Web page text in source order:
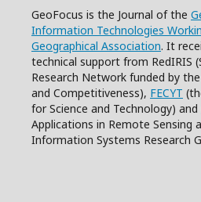
GeoFocus is the Journal of the
Information Technologies
Geographical Association. It
technical support from RedIRIS
Research Network funded by
and Competitiveness), FECYT
for Science and Technology) and
Applications in Remote Sensing
Information Systems Research